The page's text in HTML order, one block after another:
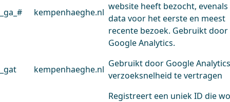
_ga_# kempenhaeghe.nl
website heeft bezocht, evenals
data voor het eerste en meest
recente bezoek. Gebruikt door
Google Analytics.
_gat kempenhaeghe.nl
Gebruikt door Google
verzoeksnelheid te vertragen
Registreert een uniek ID die